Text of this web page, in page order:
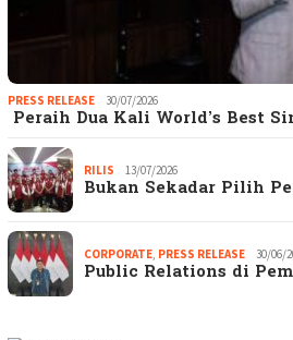
PRESS RELEASE 30/07/2026
Peraih Dua Kali World’s Best
RILIS 13/07/2026
Bukan Sekadar Pilih
CORPORATE PRESS RELEASE 30/06/
Public Relations di